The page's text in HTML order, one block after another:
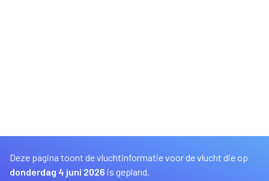
Deze pagina toont de vluchtinformatie voor de vlucht die op
donderdag 4 juni 2026 is gepland.